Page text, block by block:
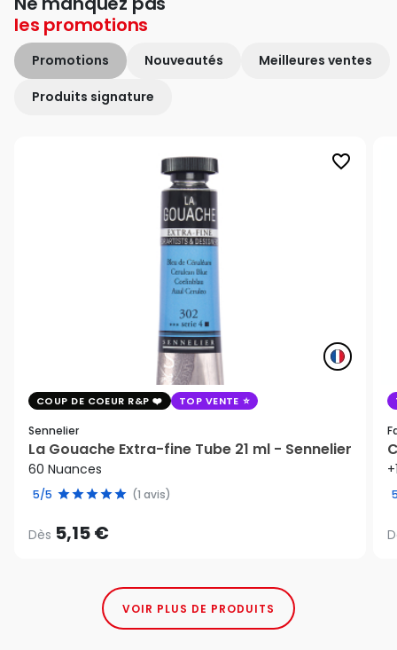
les promotions
Promotions Nouveautés Meilleures ventes
Produits signature
favorite_border
COUP DE COEUR R&P TOP VENTE
Sennelier
La Gouache Extra-fine Tube 21 ml - Sennelier
60 Nuances
5/5 (1 avis)
Dès 5,15 €
VOIR PLUS DE PRODUITS